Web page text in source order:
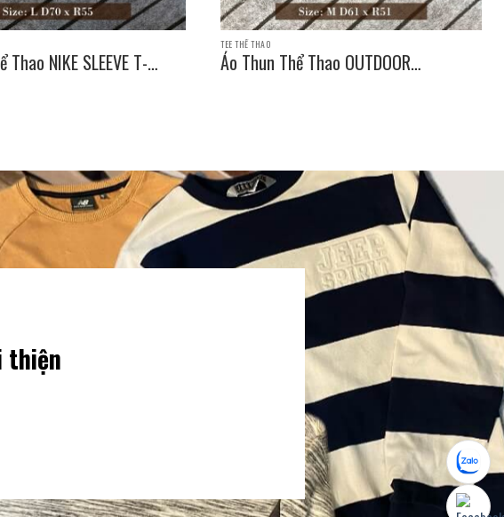
Thao NIKE SLEEVE T-
TEE THỂ THAO
Áo Thun Thể Thao OUTDOOR
thiện